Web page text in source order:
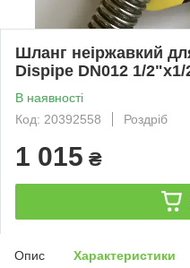
Шланг неіржавкий
Dispipe DN012 1/
В наявності
Код: 20392558
Роздріб
1 015 ₴
Опис Характеристики